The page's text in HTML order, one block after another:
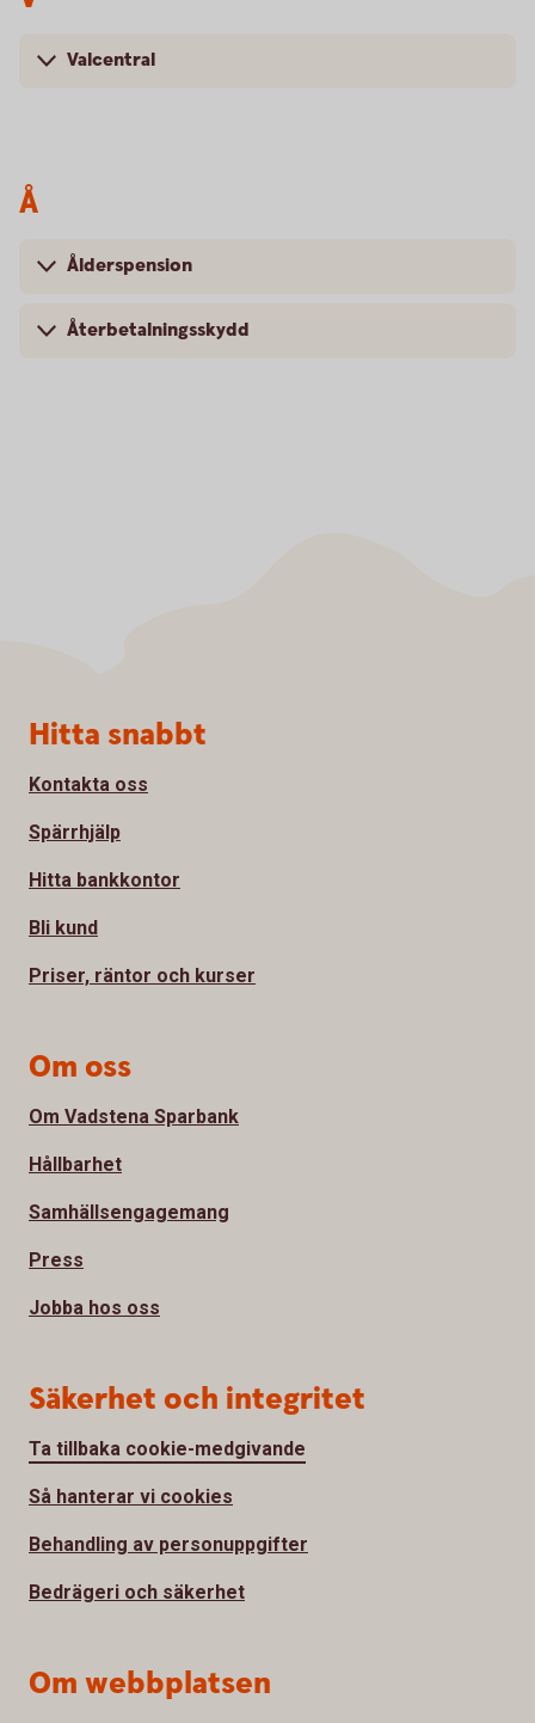
Valcentral
Å
Ålderspension
Återbetalningsskydd
Sidfot
Hitta snabbt
Kontakta oss
Spärrhjälp
Hitta bankkontor
Bli kund
Priser, räntor och kurser
Om oss
Om Vadstena Sparbank
Hållbarhet
Samhällsengagemang
Press
Jobba hos oss
Säkerhet och integritet
Ta tillbaka cookie-medgivande
Så hanterar vi cookies
Behandling av personuppgifter
Bedrägeri och säkerhet
Om webbplatsen